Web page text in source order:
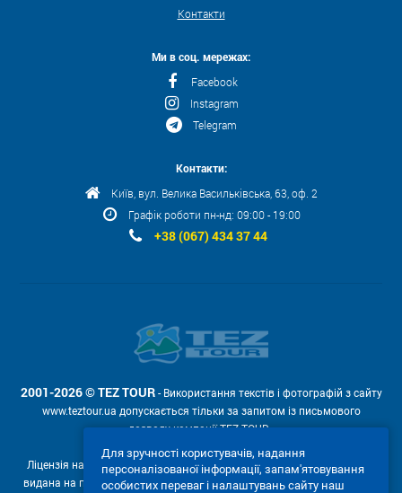
Контакти
Ми в соц. мережах:
Facebook
Instagram
Telegram
Контакти:
Київ, вул. Велика Васильківська, 63, оф. 2
Графік роботи пн-нд: 09:00 - 19:00
+38 (067) 434 37 44
2001-2026 © TEZ TOUR - Використання текстів і фотографій з сайту
www.teztour.ua допускається тільки за запитом із письмового
дозволу компанії TEZ TOUR .
Ліцензія на провадження туроператорської діяльності АВ №566448
видана на підставі рішення Державної служби туризму і курортів від
Для зручності користувачів, надання
персоналізованої інформації, запам'ятовування
особистих переваг і налаштувань сайту наш